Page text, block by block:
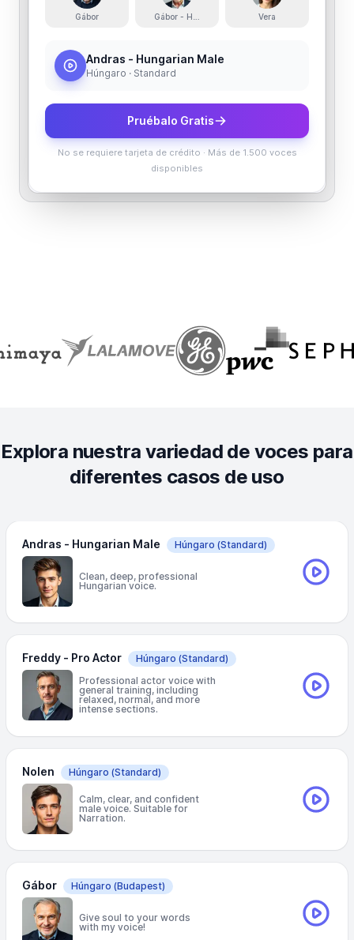
Gábor Gábor - Hungarian Vera
Andras - Hungarian Male
Húngaro · Standard
Pruébalo Gratis
No se requiere tarjeta de crédito · Más de 1.500 voces
disponibles
Explora nuestra variedad de voces para
diferentes casos de uso
Andras - Hungarian Male Húngaro (Standard)
Clean, deep, professional
Hungarian voice.
Freddy - Pro Actor Húngaro (Standard)
Professional actor voice with
general training, including
relaxed, normal, and more
intense sections.
Nolen Húngaro (Standard)
Calm, clear, and confident
male voice. Suitable for
Narration.
Gábor Húngaro (Budapest)
Give soul to your words
with my voice!